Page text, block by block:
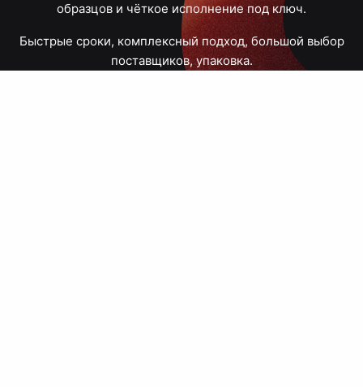
образцов и чёткое исполнение под ключ.
Быстрые сроки, комплексный подход, большой выбор
поставщиков, упаковка.